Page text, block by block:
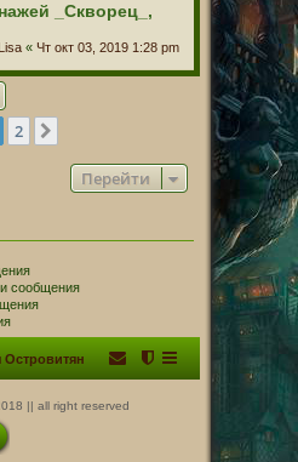
_Скворец_,
Lisa « Чт окт 03, 2019 1:28 pm
2
Перейти
сообщения
|| all right reserved